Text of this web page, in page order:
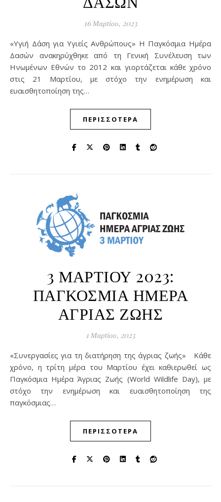
16 Μαρτίου, 2023
«Υγιή Δάση για Υγιείς Ανθρώπους» Η Παγκόσμια Ημέρα
Δασών ανακηρύχθηκε από τη Γενική Συνέλευση των
Ηνωμένων Εθνών το 2012 και γιορτάζεται κάθε χρόνο
στις 21 Μαρτίου, με στόχο την ενημέρωση και
ευαισθητοποίηση της…
ΠΕΡΙΣΣΌΤΕΡΑ
3 ΜΑΡΤΙΟΥ 2023:
ΠΑΓΚΟΣΜΙΑ ΗΜΕΡΑ
ΑΓΡΙΑΣ ΖΩΗΣ
1 Μαρτίου, 2023
«Συνεργασίες για τη διατήρηση της άγριας ζωής» Κάθε
χρόνο, η τρίτη μέρα του Μαρτίου έχει καθιερωθεί ως
Παγκόσμια Ημέρα Άγριας Ζωής (World Wildlife Day), με
στόχο την ενημέρωση και ευαισθητοποίηση της
παγκόσμιας…
ΠΕΡΙΣΣΌΤΕΡΑ